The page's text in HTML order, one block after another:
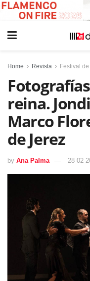
Home Revista Festival
reina.
Marco
de Jerez
by Ana Palma 28 02